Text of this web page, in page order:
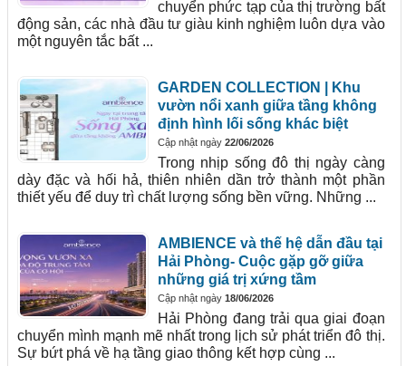
chuyển phức tạp của thị trường bất
động sản, các nhà đầu tư giàu kinh nghiệm luôn dựa vào
một nguyên tắc bất ...
GARDEN COLLECTION | Khu
vườn nổi xanh giữa tầng không
định hình lối sống khác biệt
Cập nhật ngày 22/06/2026
Trong nhịp sống đô thị ngày càng
dày đặc và hối hả, thiên nhiên dần trở thành một phần
thiết yếu để duy trì chất lượng sống bền vững. Những ...
AMBIENCE và thế hệ dẫn đầu tại
Hải Phòng- Cuộc gặp gỡ giữa
những giá trị xứng tầm
Cập nhật ngày 18/06/2026
Hải Phòng đang trải qua giai đoạn
chuyển mình mạnh mẽ nhất trong lịch sử phát triển đô thị.
Sự bứt phá về hạ tầng giao thông kết hợp cùng ...